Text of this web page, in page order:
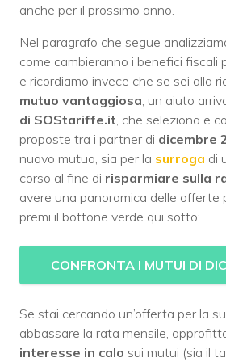
anche per il prossimo anno.
Nel paragrafo che segue
come cambieranno i benefici fiscali
e ricordiamo invece che se sei alla
mutuo vantaggiosa , un aiuto
di SOStariffe.it , che seleziona e
proposte tra i partner di dicembre
nuovo mutuo, sia per la surroga di
corso al fine di risparmiare sulla
avere una panoramica delle offerte
premi il bottone verde qui sotto:
CONFRONTA I MUTUI DI
Se stai cercando un’offerta per la
abbassare la rata mensile,
interesse in calo sui mutui (sia il